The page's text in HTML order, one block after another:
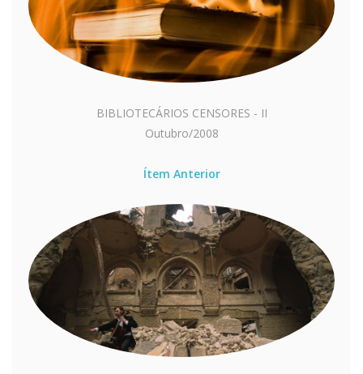
BIBLIOTECÁRIOS CENSORES - II
Outubro/2008
Ítem Anterior